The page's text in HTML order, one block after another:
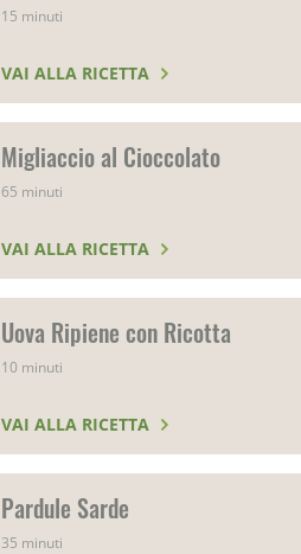
15 minuti
VAI ALLA RICETTA
Migliaccio al Cioccolato
65 minuti
VAI ALLA RICETTA
Uova Ripiene con Ricotta
10 minuti
VAI ALLA RICETTA
Pardule Sarde
35 minuti